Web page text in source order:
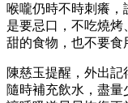
喉嚨仍時不時刺癢
是要忌口，不吃燒
甜的食物，也不要食
陳慈玉提醒，外出記
隨時補充飲水，盡